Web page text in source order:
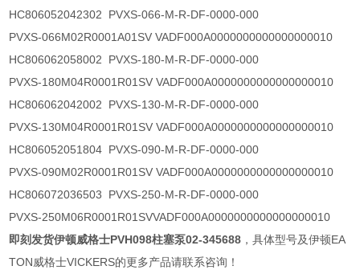
HC806052042302 PVXS-066-M-R-DF-0000-000
PVXS-066M02R0001A01SV VADF000A0000000000000000010
HC806062058002 PVXS-180-M-R-DF-0000-000
PVXS-180M04R0001R01SV VADF000A0000000000000000010
HC806062042002 PVXS-130-M-R-DF-0000-000
PVXS-130M04R0001R01SV VADF000A0000000000000000010
HC806052051804 PVXS-090-M-R-DF-0000-000
PVXS-090M02R0001R01SV VADF000A0000000000000000010
HC806072036503 PVXS-250-M-R-DF-0000-000
PVXS-250M06R0001R01SVVADF000A0000000000000000010
即刻发货伊顿威格士PVH098柱塞泵02-345688 ，具体型号及伊顿EA
TON威格士VICKERS的更多产品请联系咨询！